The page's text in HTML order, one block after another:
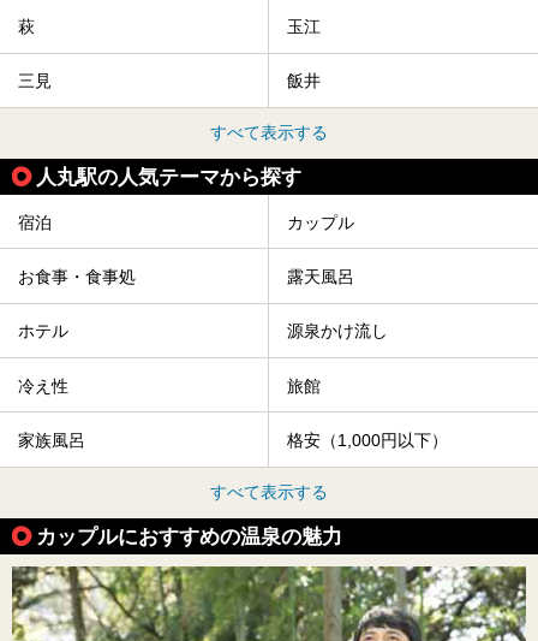
萩 玉江
三見 飯井
すべて表示する
人丸駅の人気テーマから探す
宿泊 カップル
お食事・食事処 露天風呂
ホテル 源泉かけ流し
冷え性 旅館
家族風呂 格安（1,000円以下）
すべて表示する
カップルにおすすめの温泉の魅力